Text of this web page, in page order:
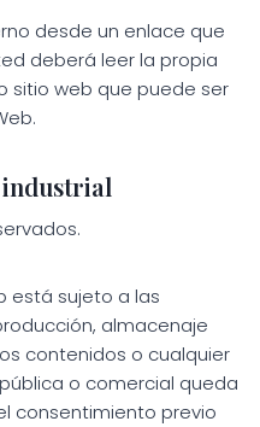
desde un enlace que
deberá leer la propia
sitio web que puede ser
industrial
está sujeto a las
almacenaje
contenidos o cualquier
o comercial queda
consentimiento previo